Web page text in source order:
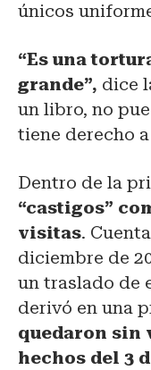
únicos
“Es una
grande”, dice
un libro, no
tiene derecho
Dentro de la
“castigos”
visitas.
diciembre de
un traslado de
derivó en una
quedaron sin
hechos del 3